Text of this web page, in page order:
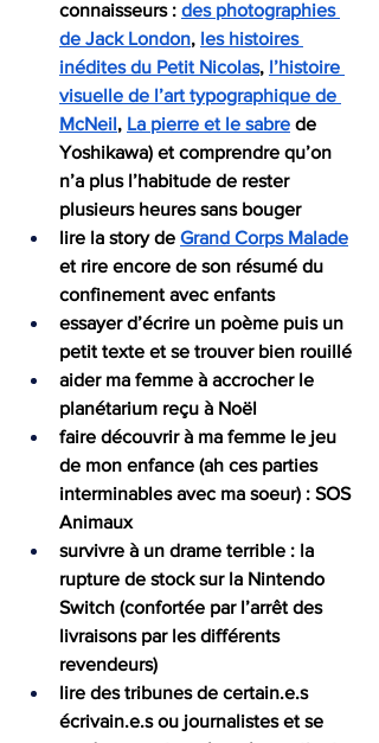
connaisseurs : des photographies
de Jack London, les histoires
inédites du Petit Nicolas, l’histoire
visuelle de l’art typographique de
McNeil, La pierre et le sabre de
Yoshikawa) et comprendre qu’on
n’a plus l’habitude de rester
plusieurs heures sans bouger
lire la story de Grand Corps Malade
et rire encore de son résumé du
confinement avec enfants
essayer d’écrire un poème puis un
petit texte et se trouver bien rouillé
aider ma femme à accrocher le
planétarium reçu à Noël
faire découvrir à ma femme le jeu
de mon enfance (ah ces parties
interminables avec ma soeur) : SOS
Animaux
survivre à un drame terrible : la
rupture de stock sur la Nintendo
Switch (confortée par l’arrêt des
livraisons par les différents
revendeurs)
lire des tribunes de certain.e.s
écrivain.e.s ou journalistes et se